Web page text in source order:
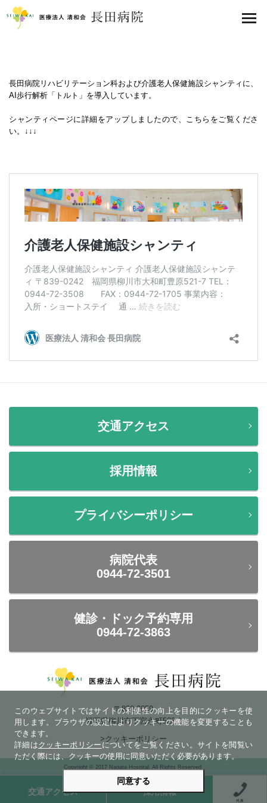
長田病院リハビリテーション科および介護老人保健施設シャンティに、
AI歩行解析「トルト」を導入しています。
シャンティページに詳細をアップしましたので、こちらをご覧くださ
い。↓↓↓
交通アクセス
採用情報
プライバシーポリシー
病院代表
0944-72-3501
健診・ドック予約専用
0944-72-3863
〒832-0059
福岡県柳川市下宮永町523-1
>クッキーポリシー
Copyright © 2017 Nagata Hospital. All Rights Reserved.
このウェブサイトではサイトの利便性の向上を目的にクッキーを使
用します。ブラウザの設定によりクッキーの機能を変更することも
できます。
詳細はクッキーポリシー についてをご覧ください。サイトを閲覧い
ただく際には、クッキーの使用に同意いただく必要があります。
同意する
交通アクセス
採用情報